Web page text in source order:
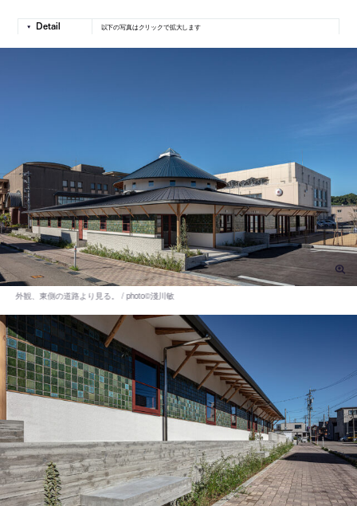
以下の写真はクリックで拡大します